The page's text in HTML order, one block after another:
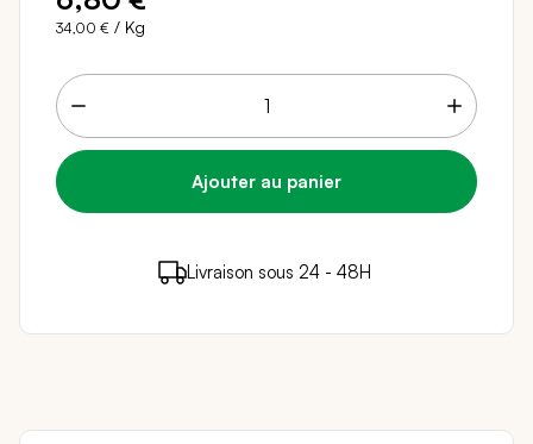
34,00 € / Kg
6 points de fidélité ( 0,12 € en achetant ce
Livraison sous 24 - 48H
Paiement sécurisé